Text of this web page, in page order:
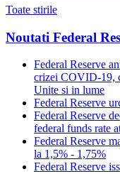
Toate stirile
Noutati Federal
Federal Reserve
crizei COVID-19,
Unite si in lume
Federal Reserve
Federal Reserve
federal funds rate
Federal Reserve
la 1,5% - 1,75%
Federal Reserve